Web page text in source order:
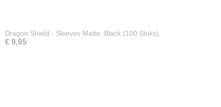
Dragon Shield - Sleeves Matte: Black (100 Stuks)
€ 9,95